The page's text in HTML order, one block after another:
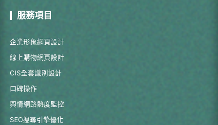
服務項目
企業形象網頁設計
線上購物網頁設計
CIS全套識別設計
口碑操作
輿情網路熱度監控
SEO搜尋引擎優化